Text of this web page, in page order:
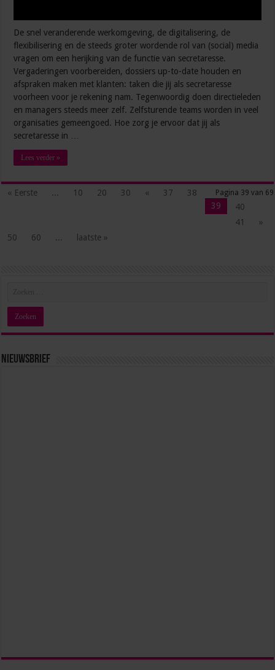
De snel veranderende werkomgeving, de digitalisering, de
flexibilisering en de steeds groter wordende rol van (social) media
vragen om een herijking van de functie van secretaresse.
Vergaderingen voorbereiden, dossiers up-to-date houden en
afspraken maken met klanten: taken die jij als secretaresse
voorheen voor je rekening nam. Tegenwoordig doen directieleden
en managers steeds meer zelf. Zelfsturende teams worden in veel
organisaties gemeengoed. Hoe zorg je ervoor dat jij als
secretaresse in …
Lees verder »
Pagina 39 van 69
« Eerste ... 10 20 30 « 37
38
39
40
41
»
50
60 ... laatste »
Nieuwsbrief